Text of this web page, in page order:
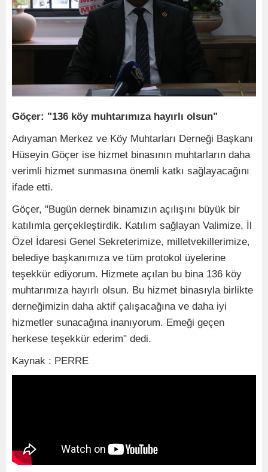
Göçer: "136 köy muhtarımıza hayırlı olsun"
Adıyaman Merkez ve Köy Muhtarları Derneği Başkanı
Hüseyin Göçer ise hizmet binasının muhtarların daha
verimli hizmet sunmasına önemli katkı sağlayacağını
ifade etti.
Göçer, "Bugün dernek binamızın açılışını büyük bir
katılımla gerçekleştirdik. Katılım sağlayan Valimize, İl
Özel İdaresi Genel Sekreterimize, milletvekillerimize,
belediye başkanımıza ve tüm protokol üyelerine
teşekkür ediyorum. Hizmete açılan bu bina 136 köy
muhtarımıza hayırlı olsun. Bu hizmet binasıyla birlikte
derneğimizin daha aktif çalışacağına ve daha iyi
hizmetler sunacağına inanıyorum. Emeği geçen
herkese teşekkür ederim" dedi.
Kaynak : PERRE